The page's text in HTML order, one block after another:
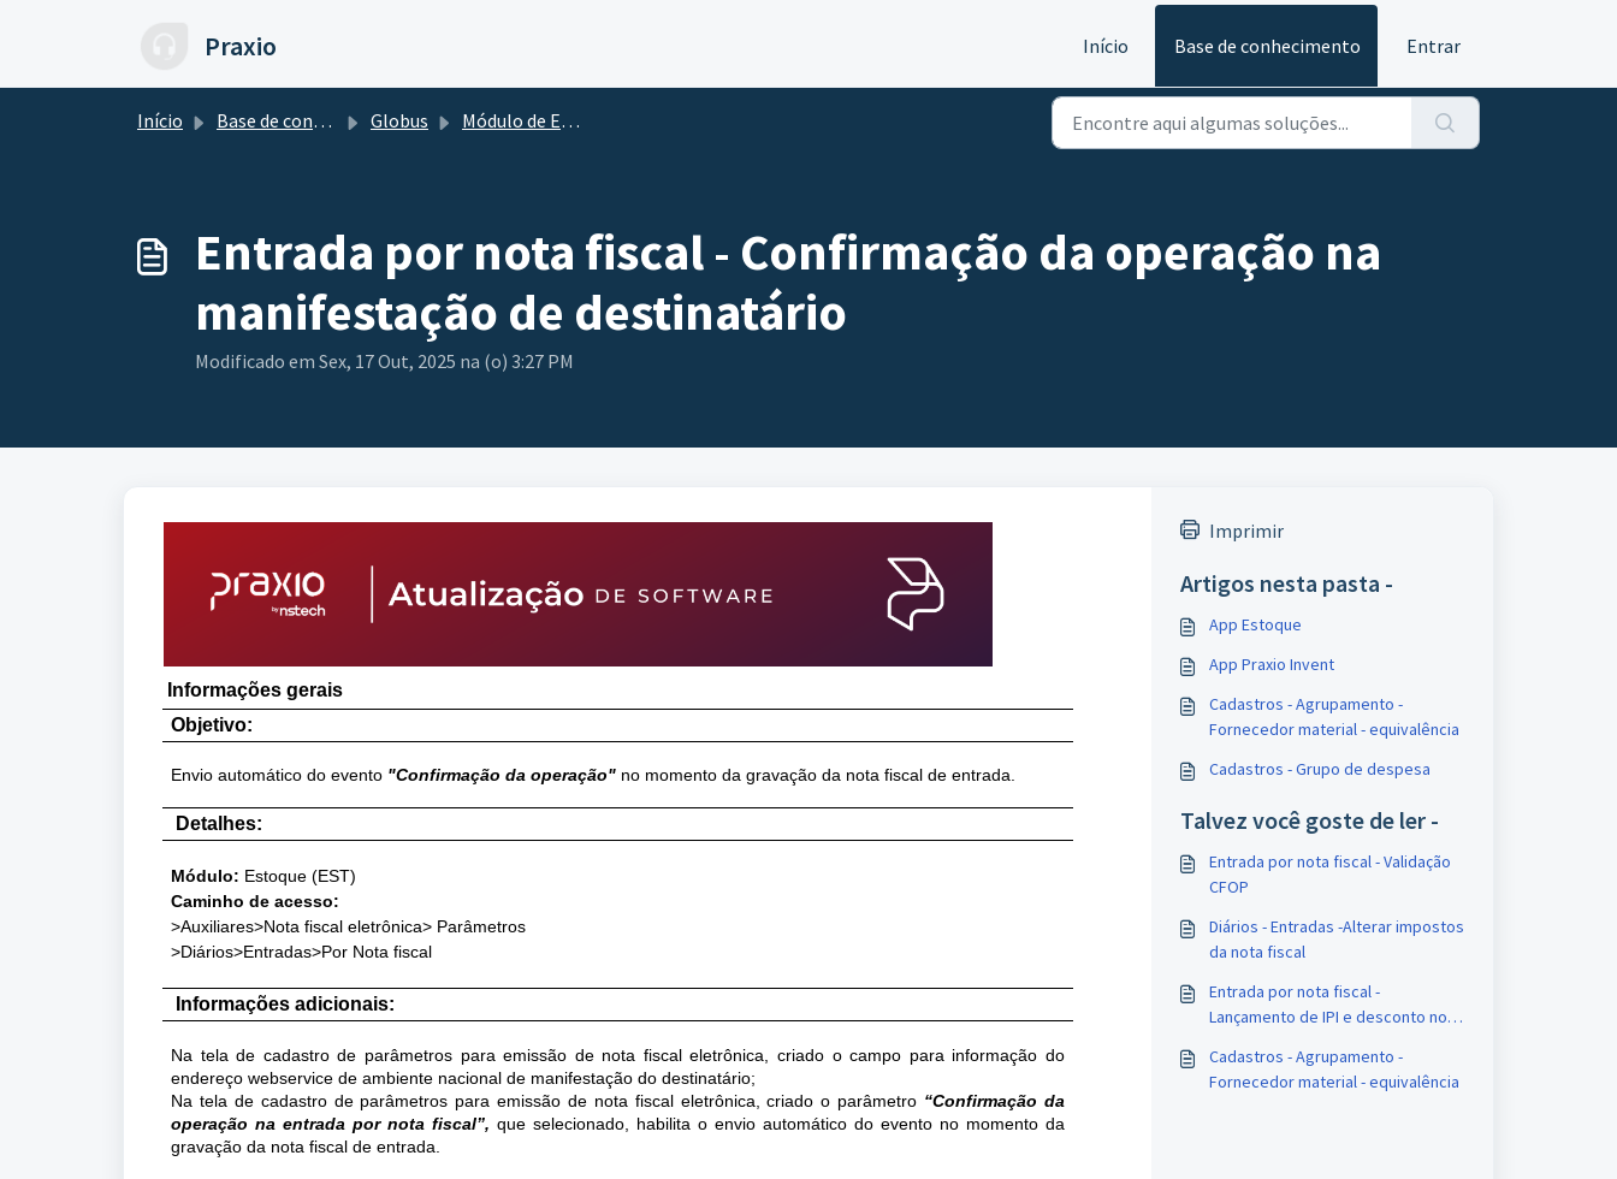
Praxio Início Base de conhecimento Entrar
Início Base de conhecimento Globus Módulo de Estoque
Entrada por nota fiscal - Confirmação da operação na
manifestação de destinatário
Modificado em Sex, 17 Out, 2025 na (o) 3:27 PM
Informações gerais
Objetivo:
Envio automático do evento "Confirmação da operação" no momento da gravação da nota fiscal de entrada.
Detalhes:
Módulo: Estoque (EST)
Caminho de acesso:
>Auxiliares>Nota fiscal eletrônica> Parâmetros
>Diários>Entradas>Por Nota fiscal
Informações adicionais:
Na tela de cadastro de parâmetros para emissão de nota fiscal eletrônica, criado o campo para informação do
endereço webservice de ambiente nacional de manifestação do destinatário;
Na tela de cadastro de parâmetros para emissão de nota fiscal eletrônica, criado o parâmetro “Confirmação da
operação na entrada por nota fiscal”, que selecionado, habilita o envio automático do evento no momento da
gravação da nota fiscal de entrada.
Imprimir
Artigos nesta pasta -
App Estoque
App Praxio Invent
Cadastros - Agrupamento -
Fornecedor material - equivalência
Cadastros - Grupo de despesa
Talvez você goste de ler -
Entrada por nota fiscal - Validação
CFOP
Diários - Entradas -Alterar impostos
da nota fiscal
Entrada por nota fiscal -
Lançamento de IPI e desconto no
Cadastros - Agrupamento -
Fornecedor material - equivalência